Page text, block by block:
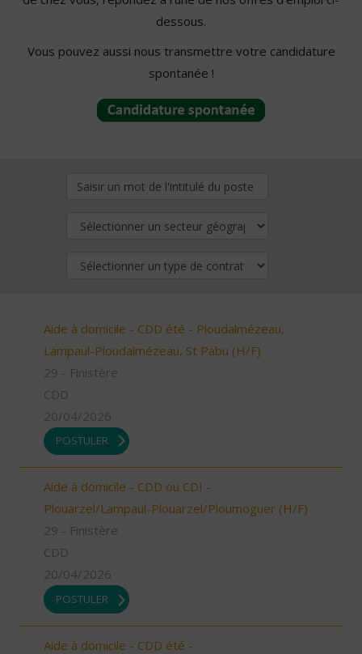
dessous.
Vous pouvez aussi nous transmettre votre candidature
spontanée !
Aide à domicile - CDD été - Ploudalmézeau,
Lampaul-Ploudalmézeau, St Pabu (H/F)
29 - Finistère
CDD
20/04/2026
POSTULER
Aide à domicile - CDD ou CDI -
Plouarzel/Lampaul-Plouarzel/Ploumoguer (H/F)
29 - Finistère
CDD
20/04/2026
POSTULER
Aide à domicile - CDD été -